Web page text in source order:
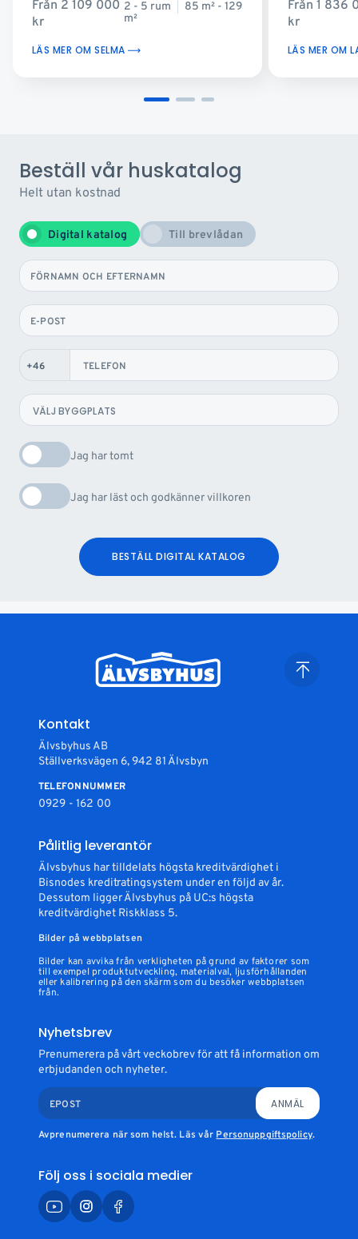
Från 2 109 000
kr
2 - 5 rum 85 m2- 129
m2
LÄS MER OM SELMA
Från 1 836
kr
LÄS MER OM
Beställ vår huskatalog
Helt utan kostnad
Digital katalog Till brevlådan
FÖRNAMN OCH EFTERNAMN
E-POST
TELEFON
Jag har tomt
Jag har läst och godkänner villkoren
BESTÄLL DIGITAL KATALOG
Kontakt
Älvsbyhus AB
Ställverksvägen 6, 942 81 Älvsbyn
TELEFONNUMMER
0929 - 162 00
Pålitlig leverantör
Älvsbyhus har tilldelats högsta kreditvärdighet i
Bisnodes kreditratingsystem under en följd av år.
Dessutom ligger Älvsbyhus på UC:s högsta
kreditvärdighet Riskklass 5.
Bilder på webbplatsen
Bilder kan avvika från verkligheten på grund av faktorer som
till exempel produktutveckling, materialval, ljusförhållanden
eller kalibrering på den skärm som du besöker webbplatsen
från.
Nyhetsbrev
Prenumerera på vårt veckobrev för att få information om
erbjudanden och nyheter.
EPOST ANMÄL
Avprenumerera när som helst. Läs vårPersonuppgiftspolicy.
Följ oss i sociala medier